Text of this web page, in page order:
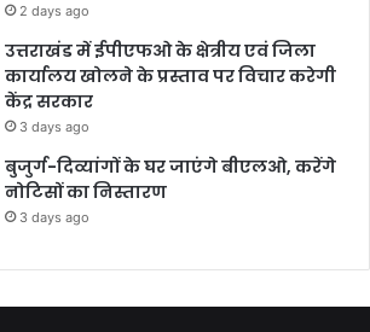
2 days ago
उत्तराखंड में ईपीएफओ के क्षेत्रीय एवं जिला
कार्यालय खोलने के प्रस्ताव पर विचार करेगी
केंद्र सरकार
3 days ago
बुजुर्ग-दिव्यांगों के घर जाएंगे बीएलओ, करेंगे
नोटिसों का निस्तारण
3 days ago